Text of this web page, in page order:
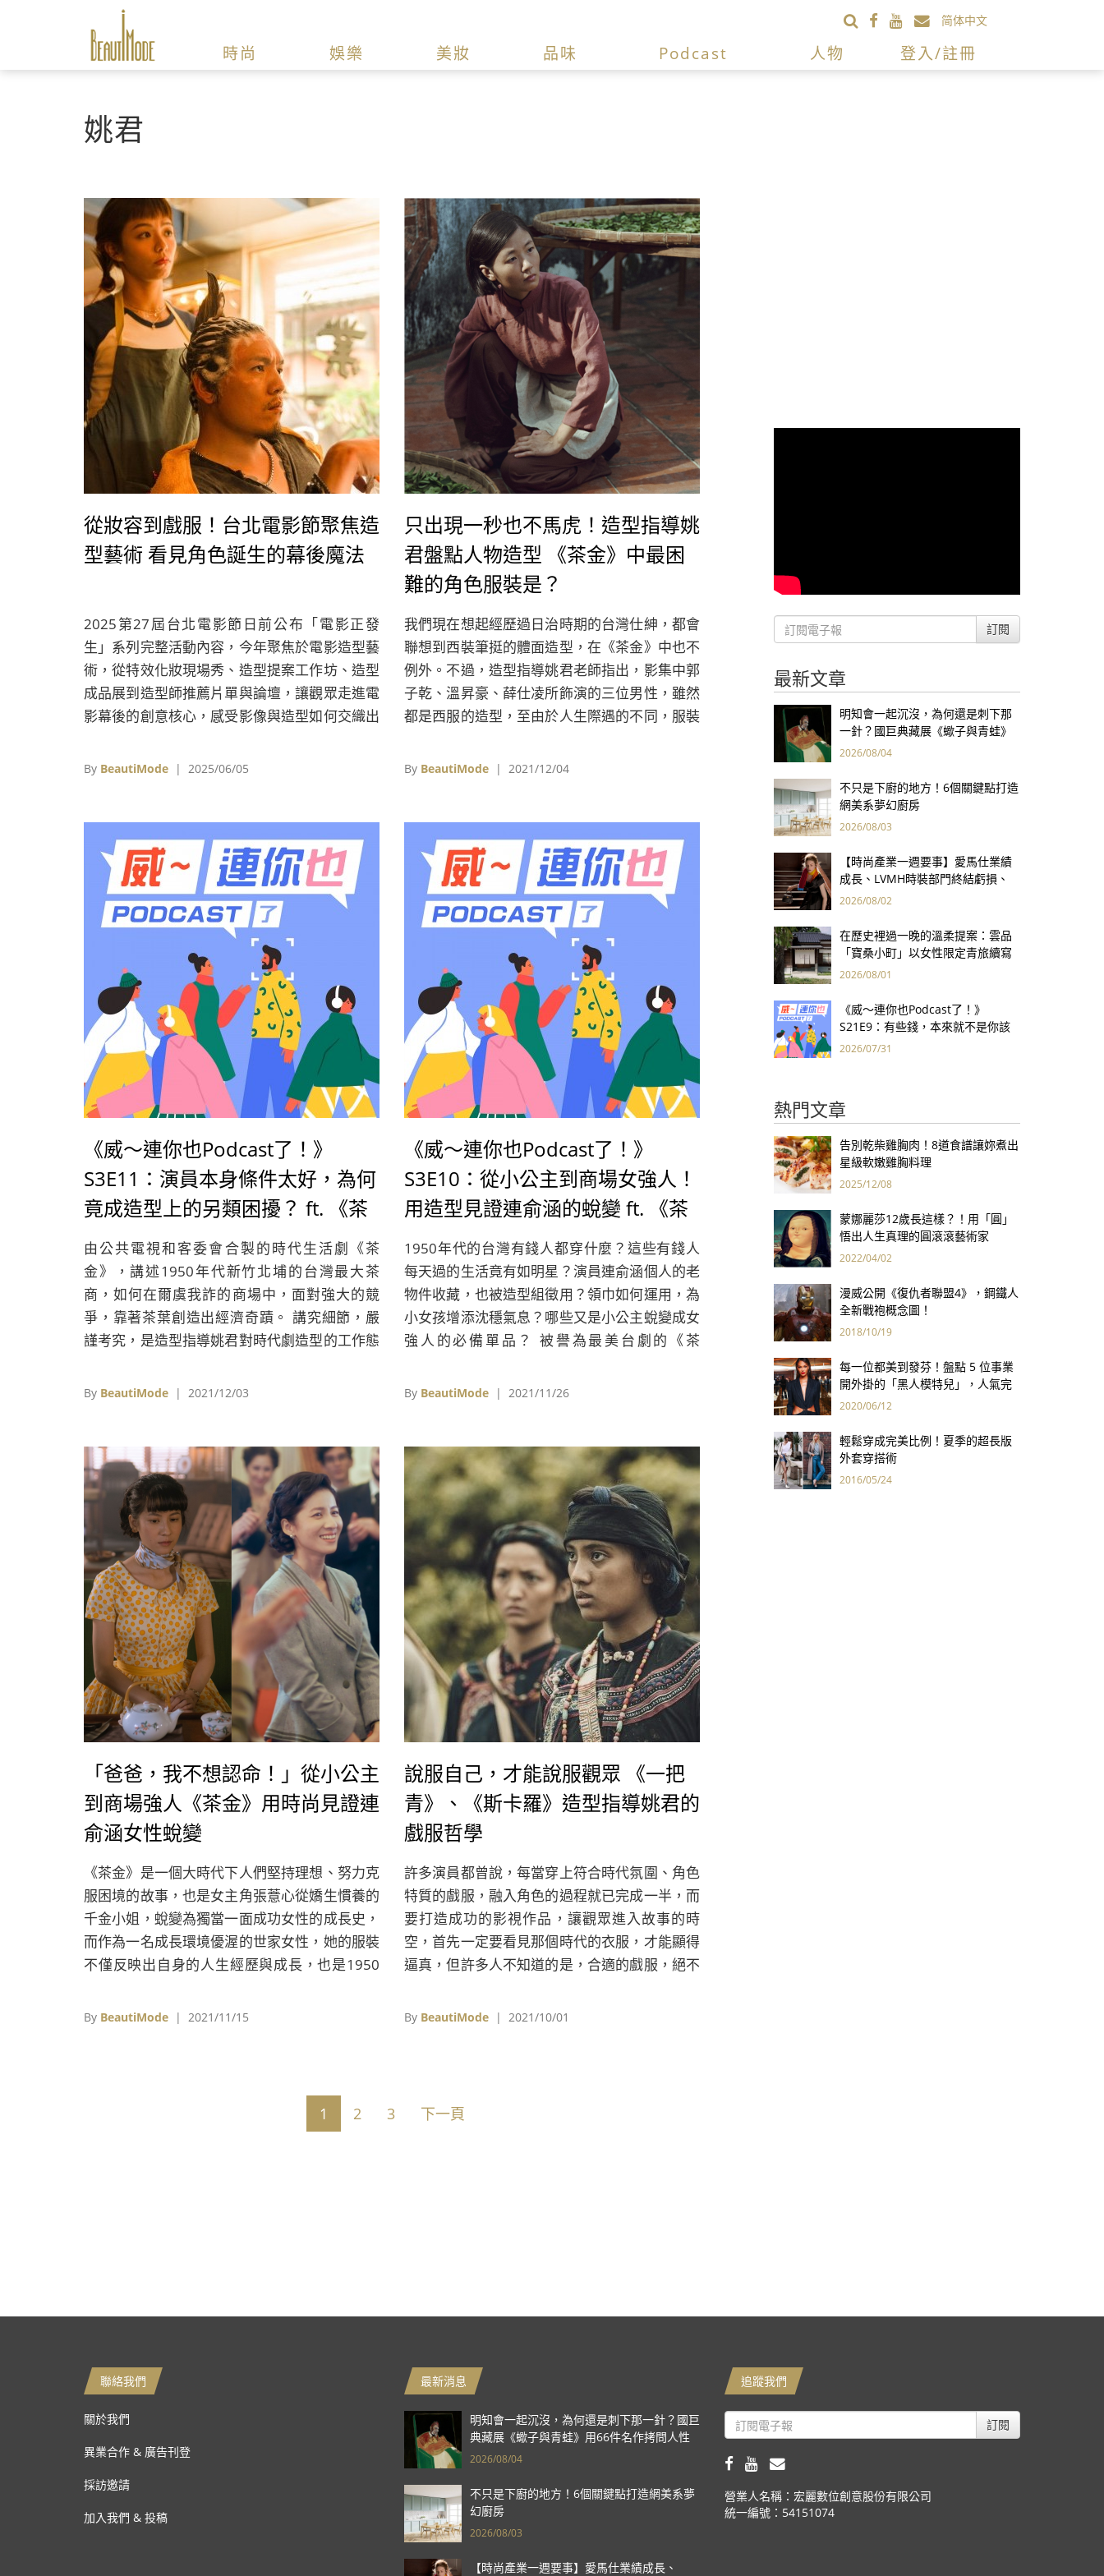
简体中文
時尚 娛樂 美妝 品味 Podcast 人物 登入/註冊
姚君
從妝容到戲服！台北電影節聚焦造
型藝術 看見角色誕生的幕後魔法
2025第27屆台北電影節日前公布「電影正發
生」系列完整活動內容，今年聚焦於電影造型藝
術，從特效化妝現場秀、造型提案工作坊、造型
成品展到造型師推薦片單與論壇，讓觀眾走進電
影幕後的創意核心，感受影像與造型如何交織出
By BeautiMode | 2025/06/05
只出現一秒也不馬虎！造型指導姚
君盤點人物造型 《茶金》中最困
難的角色服裝是？
我們現在想起經歷過日治時期的台灣仕紳，都會
聯想到西裝筆挺的體面造型，在《茶金》中也不
例外。不過，造型指導姚君老師指出，影集中郭
子乾、溫昇豪、薛仕凌所飾演的三位男性，雖然
都是西服的造型，至由於人生際遇的不同，服裝
坤凱，是一名失意的前戰俘，返鄉後在美國懷特
不會特別工整，服裝也不特別合身、筆挺。
By BeautiMode | 2021/12/04
《威～連你也Podcast了！》
S3E11：演員本身條件太好，為何
竟成造型上的另類困擾？ ft. 《茶
金》造型指導姚君
由公共電視和客委會合製的時代生活劇《茶
金》，講述1950年代新竹北埔的台灣最大茶
商，如何在爾虞我詐的商場中，面對強大的競
爭，靠著茶葉創造出經濟奇蹟。 講究細節，嚴
謹考究，是造型指導姚君對時代劇造型的工作態
員，她也會一視同仁的將服裝考究做滿做足。
By BeautiMode | 2021/12/03
《威～連你也Podcast了！》
S3E10：從小公主到商場女強人！
用造型見證連俞涵的蛻變 ft. 《茶
金》造型指導姚君
1950年代的台灣有錢人都穿什麼？這些有錢人
每天過的生活竟有如明星？演員連俞涵個人的老
物件收藏，也被造型組徵用？領巾如何運用，為
小女孩增添沈穩氣息？哪些又是小公主蛻變成女
強人的必備單品？ 被譽為最美台劇的《茶
計製作的服裝共有500套，光是連俞涵飾演的張
分享了她對1950年代服飾文化的研究觀察，以
及她如何透過造型，展現《茶金》故事中，張薏
心從一個小公主蛻變成商場女強人的過程。
By BeautiMode | 2021/11/26
「爸爸，我不想認命！」從小公主
到商場強人《茶金》用時尚見證連
俞涵女性蛻變
《茶金》是一個大時代下人們堅持理想、努力克
服困境的故事，也是女主角張薏心從嬌生慣養的
千金小姐，蛻變為獨當一面成功女性的成長史，
而作為一名成長環境優渥的世家女性，她的服裝
不僅反映出自身的人生經歷與成長，也是1950
By BeautiMode | 2021/11/15
說服自己，才能說服觀眾 《一把
青》、《斯卡羅》造型指導姚君的
戲服哲學
許多演員都曾說，每當穿上符合時代氛圍、角色
特質的戲服，融入角色的過程就已完成一半，而
要打造成功的影視作品，讓觀眾進入故事的時
空，首先一定要看見那個時代的衣服，才能顯得
逼真，但許多人不知道的是，合適的戲服，絕不
發展、角色性格，以及演員自身風格的細膩工
By BeautiMode | 2021/10/01
1 2 3 下一頁
訂閱
最新文章
明知會一起沉沒，為何還是刺下那
一針？國巨典藏展《蠍子與青蛙》
用66件名作拷問人性
2026/08/04
不只是下廚的地方！6個關鍵點打造
網美系夢幻廚房
2026/08/03
【時尚產業一週要事】愛馬仕業績
成長、LVMH時裝部門終結虧損、
Kering轉型策略初現成效、Prada
2026/08/02
在歷史裡過一晚的溫柔提案：雲品
「寶桑小町」以女性限定青旅續寫
台東老屋記憶
2026/08/01
《威～連你也Podcast了！》
S21E9：有些錢，本來就不是你該
賺的——讀《一個投機者的告白》
2026/07/31
熱門文章
告別乾柴雞胸肉！8道食譜讓妳煮出
星級軟嫩雞胸料理
2025/12/08
蒙娜麗莎12歲長這樣？！用「圓」
悟出人生真理的圓滾滾藝術家
2022/04/02
漫威公開《復仇者聯盟4》，鋼鐵人
全新戰袍概念圖！
2018/10/19
每一位都美到發芬！盤點 5 位事業
開外掛的「黑人模特兒」，人氣完
勝連穿搭都超有料！
2020/06/12
輕鬆穿成完美比例！夏季的超長版
外套穿搭術
2016/05/24
聯絡我們
關於我們
異業合作 & 廣告刊登
採訪邀請
加入我們 & 投稿
最新消息
明知會一起沉沒，為何還是刺下那一針？國巨
典藏展《蠍子與青蛙》用66件名作拷問人性
2026/08/04
不只是下廚的地方！6個關鍵點打造網美系夢
幻廚房
2026/08/03
【時尚產業一週要事】愛馬仕業績成長、
追蹤我們
訂閱
營業人名稱：宏麗數位創意股份有限公司
統一編號：54151074